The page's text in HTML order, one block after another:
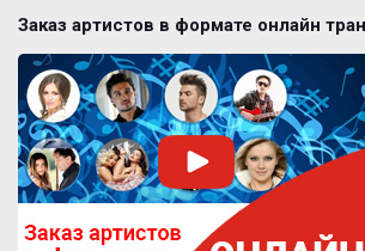
Заказ артистов в формате онлайн